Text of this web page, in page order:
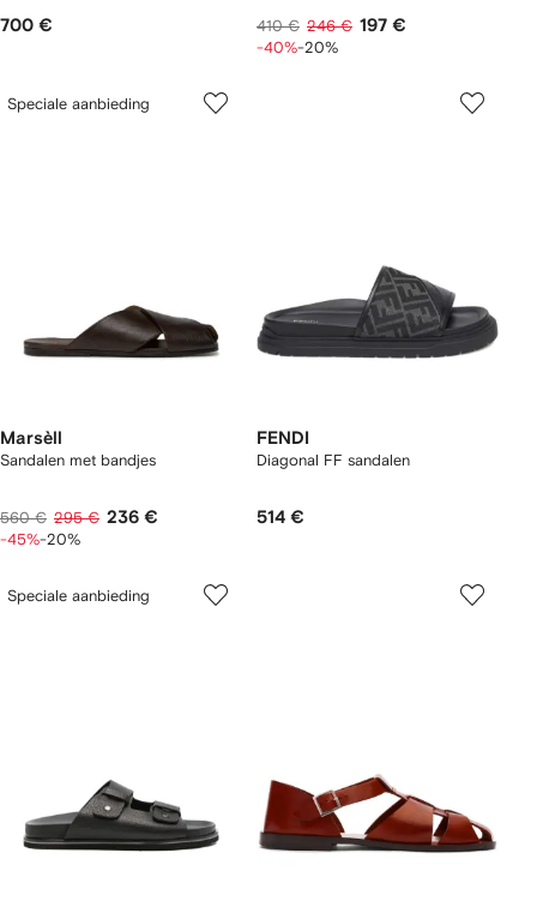
700 € 410 € 246 € 197 €
-40%-20%
Speciale aanbieding
Marsèll
Sandalen met bandjes
560 € 295 € 236 €
-45%-20%
FENDI
Diagonal FF sandalen
514 €
Speciale aanbieding